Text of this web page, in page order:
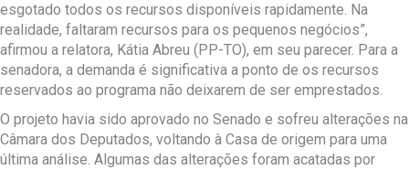
esgotado todos os recursos disponíveis rapidamente. Na
realidade, faltaram recursos para os pequenos negócios”,
afirmou a relatora, Kátia Abreu (PP-TO), em seu parecer. Para a
senadora, a demanda é significativa a ponto de os recursos
reservados ao programa não deixarem de ser emprestados.
O projeto havia sido aprovado no Senado e sofreu alterações na
Câmara dos Deputados, voltando à Casa de origem para uma
última análise. Algumas das alterações foram acatadas por